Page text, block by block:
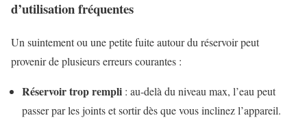
d’utilisation fréquentes
Un suintement ou une petite fuite autour du réservoir peut
provenir de plusieurs erreurs courantes :
Réservoir trop rempli : au-delà du niveau max, l’eau peut
passer par les joints et sortir dès que vous inclinez l’appareil.